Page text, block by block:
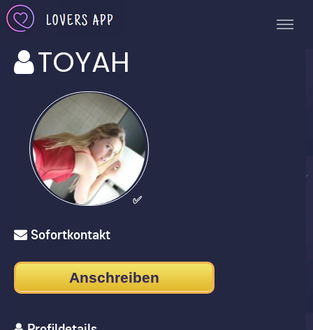
TOYAH
✅
Sofortkontakt
Anschreiben